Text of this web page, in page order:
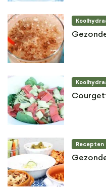
Recepten